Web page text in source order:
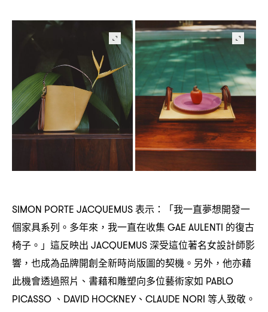
SIMON PORTE JACQUEMUS表示 ：
「我一直夢想開發一
個家具系列。多年來 ， 我一直在收集GAE AULENTI 的復古
椅子。」這反映出 JACQUEMUS深受這位著名女設計師影
響 ， 也成為品牌開創全新時尚版圖的契機。另外 ， 他亦藉
此機會透過照片、書藉和雕塑向多位藝術家如 PABLO
PICASSO 、 DAVID HOCKNEY、 CLAUDE NORI 等人致敬。